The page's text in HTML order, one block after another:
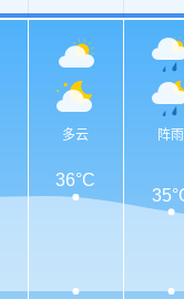
多云 阵雨
36°C